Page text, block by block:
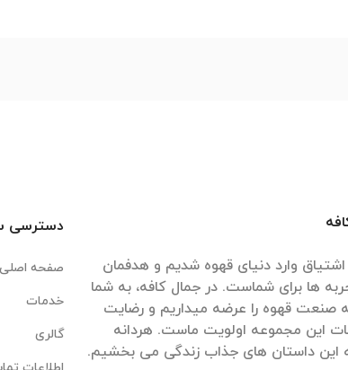
با عشق و اشتیاق وارد دنیای قهوه شدیم و هدفمان
ها برای شماست. در جمال کافه، به شما
صنعت قهوه را عرضه میداریم و رضایت
این مجموعه اولویت ماست. هردانه
این داستان های جذاب زندگی می بخشیم.
دسترسی
صفحه اصلی
خدمات
گالری